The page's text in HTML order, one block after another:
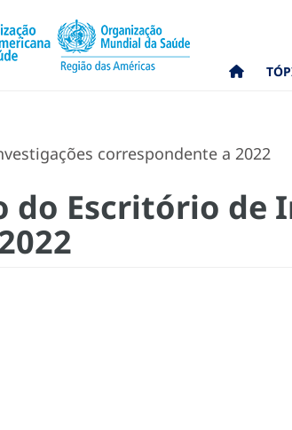
correspondente a 2022
do Escritório de